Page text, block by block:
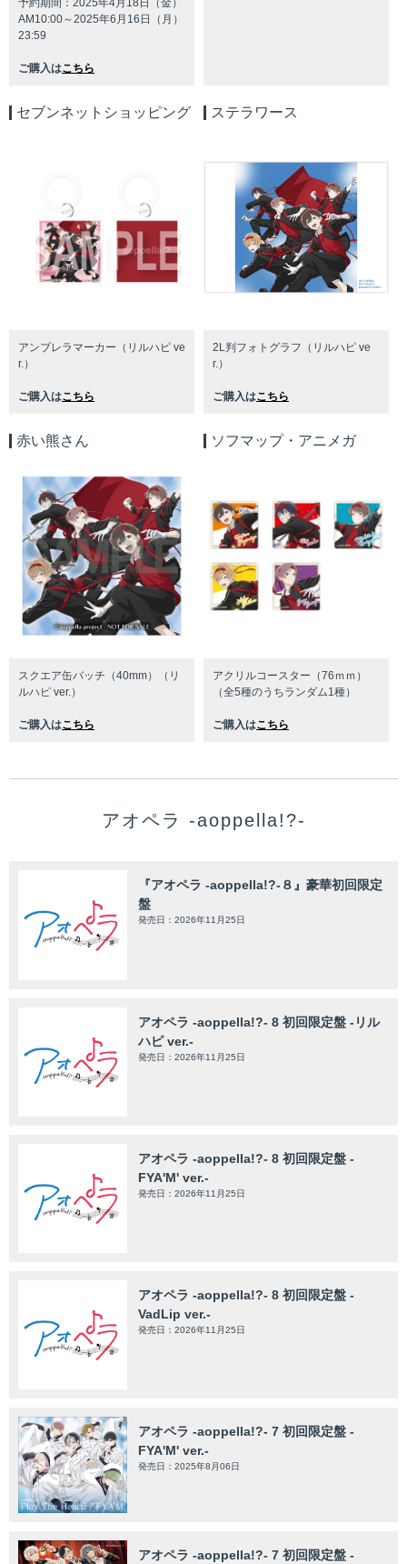
予約期間：2025年4月18日（金）
AM10:00～2025年6月16日（月）
23:59
ご購入はこちら
セブンネットショッピング
アンブレラマーカー（リルハピ ve
r.）
ご購入はこちら
ステラワース
2L判フォトグラフ（リルハピ ve
r.）
ご購入はこちら
赤い熊さん
スクエア缶バッチ（40mm）（リ
ルハピ ver.）
ご購入はこちら
ソフマップ・アニメガ
アクリルコースター（76ｍｍ）
（全5種のうちランダム1種）
ご購入はこちら
アオペラ -aoppella!?-
『アオペラ -aoppella!?-８』豪華初回限定
盤
発売日：2026年11月25日
アオペラ -aoppella!?- 8 初回限定盤 -リル
ハピ ver.-
発売日：2026年11月25日
アオペラ -aoppella!?- 8 初回限定盤 -
FYA'M' ver.-
発売日：2026年11月25日
アオペラ -aoppella!?- 8 初回限定盤 -
VadLip ver.-
発売日：2026年11月25日
アオペラ -aoppella!?- 7 初回限定盤 -
FYA'M' ver.-
発売日：2025年8月06日
アオペラ -aoppella!?- 7 初回限定盤 -